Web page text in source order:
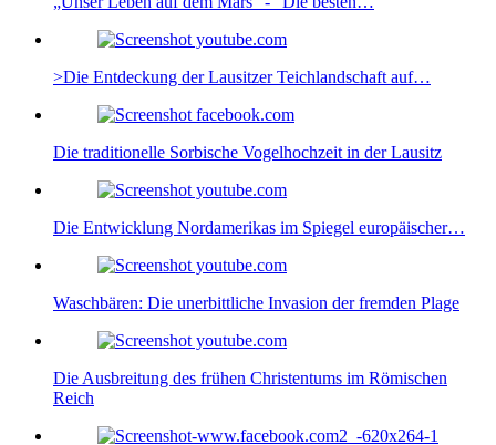
>Die Entdeckung der Lausitzer Teichlandschaft auf…
Die traditionelle Sorbische Vogelhochzeit in der Lausitz
Die Entwicklung Nordamerikas im Spiegel europäischer…
Waschbären: Die unerbittliche Invasion der fremden Plage
Die Ausbreitung des frühen Christentums im Römischen
Reich